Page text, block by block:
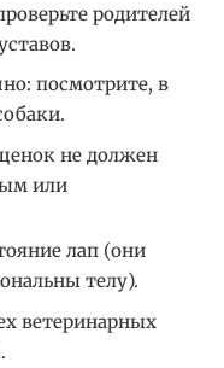
родителей
посмотрите, в
не должен
или
лап (они
телу).
ветеринарных